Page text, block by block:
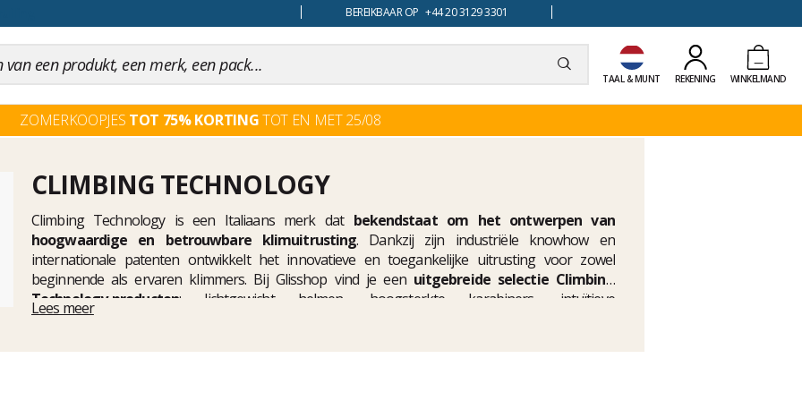
BEREIKBAAR OP +44 20 3129 3301
TAAL & MUNT REKENING WINKELMAND
ZOMERKOOPJES TOT 75% KORTINGTOT EN MET 25/08
CLIMBING TECHNOLOGY
Climbing Technology is een Italiaans merk dat bekendstaat om het ontwerpen van
hoogwaardige en betrouwbare klimuitrusting. Dankzij zijn industriële knowhow en
internationale patenten ontwikkelt het innovatieve en toegankelijke uitrusting voor zowel
beginnende als ervaren klimmers. Bij Glisshop vind je een uitgebreide selectie Climbing
Technology-producten: lichtgewicht helmen, hoogsterkte karabiners, intuïtieve
zekeringsapparaten, robuuste setjes en technische accessoires voor elke discipline. Elk product is
Lees meer